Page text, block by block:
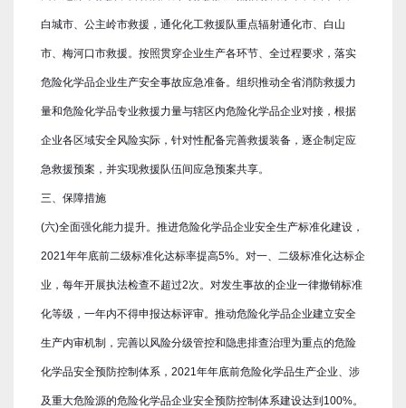
白城市、公主岭市救援，通化化工救援队重点辐射通化市、白山
市、梅河口市救援。按照贯穿企业生产各环节、全过程要求，落实
危险化学品企业生产安全事故应急准备。组织推动全省消防救援力
量和危险化学品专业救援力量与辖区内危险化学品企业对接，根据
企业各区域安全风险实际，针对性配备完善救援装备，逐企制定应
急救援预案，并实现救援队伍间应急预案共享。
三、保障措施
(六)全面强化能力提升。推进危险化学品企业安全生产标准化建设，
2021年年底前二级标准化达标率提高5%。对一、二级标准化达标企
业，每年开展执法检查不超过2次。对发生事故的企业一律撤销标准
化等级，一年内不得申报达标评审。推动危险化学品企业建立安全
生产内审机制，完善以风险分级管控和隐患排查治理为重点的危险
化学品安全预防控制体系，2021年年底前危险化学品生产企业、涉
及重大危险源的危险化学品企业安全预防控制体系建设达到100%。